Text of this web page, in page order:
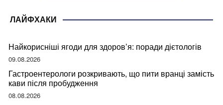
ЛАЙФХАКИ
Найкорисніші ягоди для здоров’я: поради дієтологів
09.08.2026
Гастроентерологи розкривають, що пити вранці замість
кави після пробудження
08.08.2026